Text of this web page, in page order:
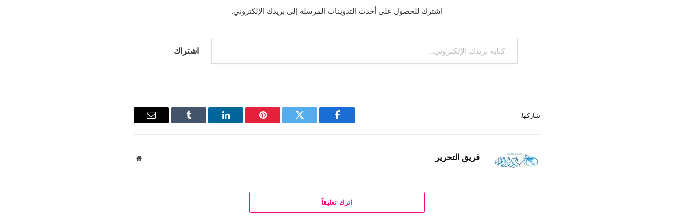
اشترك للحصول على أحدث التدوينات المرسلة إلى بريدك الإلكتروني.
كتابة بريدك الإلكتروني...
اشتراك
شاركها.
فيسبوك
تويتر بينتيريستلينكدإن Tumblr
البريد
فريق التحرير
موقع
اترك تعليقاً